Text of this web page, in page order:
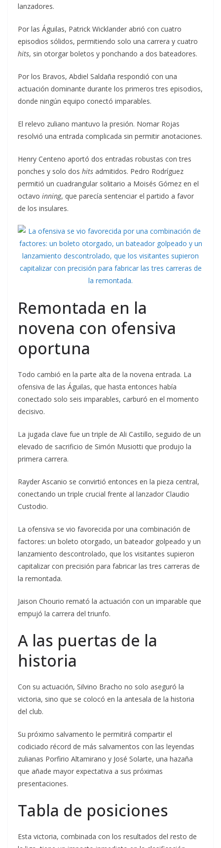
lanzadores.
Por las Águilas, Patrick Wicklander abrió con cuatro
episodios sólidos, permitiendo solo una carrera y cuatro
hits, sin otorgar boletos y ponchando a dos bateadores.
Por los Bravos, Abdiel Saldaña respondió con una
actuación dominante durante los primeros tres episodios,
donde ningún equipo conectó imparables.
El relevo zuliano mantuvo la presión. Nomar Rojas
resolvió una entrada complicada sin permitir anotaciones.
Henry Centeno aportó dos entradas robustas con tres
ponches y solo dos hits admitidos. Pedro Rodríguez
permitió un cuadrangular solitario a Moisés Gómez en el
octavo inning, que parecía sentenciar el partido a favor
de los insulares.
Remontada en la
novena con ofensiva
oportuna
Todo cambió en la parte alta de la novena entrada. La
ofensiva de las Águilas, que hasta entonces había
conectado solo seis imparables, carburó en el momento
decisivo.
La jugada clave fue un triple de Ali Castillo, seguido de un
elevado de sacrificio de Simón Musiotti que produjo la
primera carrera.
Rayder Ascanio se convirtió entonces en la pieza central,
conectando un triple crucial frente al lanzador Claudio
Custodio.
La ofensiva se vio favorecida por una combinación de
factores: un boleto otorgado, un bateador golpeado y un
lanzamiento descontrolado, que los visitantes supieron
capitalizar con precisión para fabricar las tres carreras de
la remontada.
Jaison Chourio remató la actuación con un imparable que
empujó la carrera del triunfo.
A las puertas de la
historia
Con su actuación, Silvino Bracho no solo aseguró la
victoria, sino que se colocó en la antesala de la historia
del club.
Su próximo salvamento le permitirá compartir el
codiciado récord de más salvamentos con las leyendas
zulianas Porfirio Altamirano y José Solarte, una hazaña
que añade mayor expectativa a sus próximas
presentaciones.
Tabla de posiciones
Esta victoria, combinada con los resultados del resto de